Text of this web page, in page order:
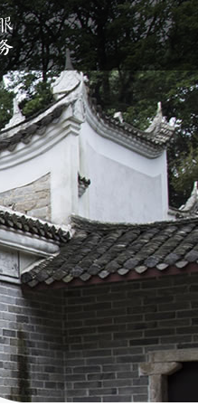
清廉建设 大兴调查研究
指南 留言板